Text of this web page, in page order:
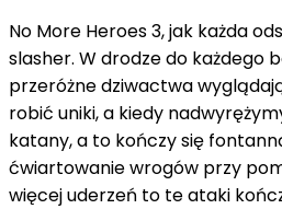
No More Heroes 3, jak każda
slasher. W drodze do każdego
przeróżne dziwactwa
robić uniki, a kiedy
katany, a to kończy się
ćwiartowanie wrogów przy
więcej uderzeń to te ataki